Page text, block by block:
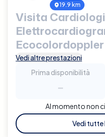
19.9 km
Visita
Ecocolordoppler
Vedi altre prestazioni
Prima disponibilità
-
Al momento non
Vedi tutte